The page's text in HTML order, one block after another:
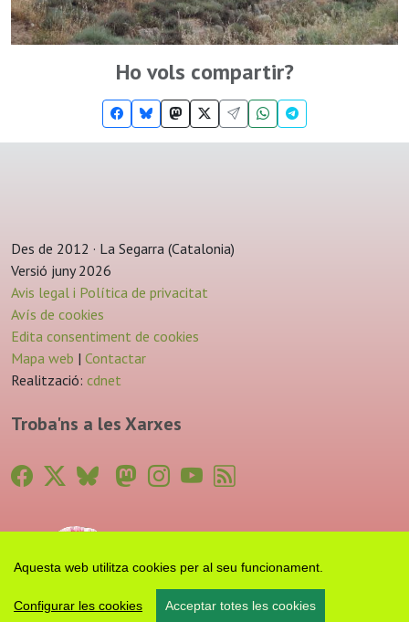
Aquesta web utilitza cookies per al seu funcionament.
Configurar les cookies Acceptar totes les cookies
Ho vols compartir?
Des de 2012 · La Segarra (Catalonia)
Versió juny 2026
Avis legal i Política de privacitat
Avís de cookies
Edita consentiment de cookies
Mapa web | Contactar
Realització: cdnet
Troba'ns a les Xarxes